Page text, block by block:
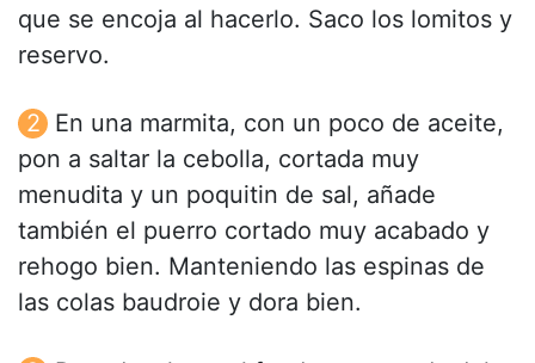
que se encoja al hacerlo. Saco los lomitos y
reservo.
En una marmita, con un poco de aceite,
pon a saltar la cebolla, cortada muy
menudita y un poquitin de sal, añade
también el puerro cortado muy acabado y
rehogo bien. Manteniendo las espinas de
las colas baudroie y dora bien.